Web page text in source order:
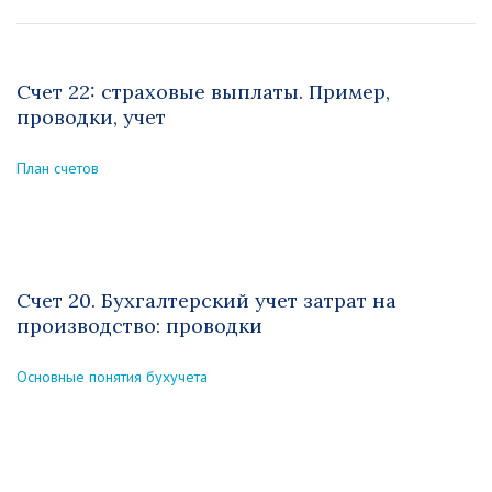
Счет 22: страховые выплаты. Пример,
проводки, учет
План счетов
Счет 20. Бухгалтерский учет затрат на
производство: проводки
Основные понятия бухучета